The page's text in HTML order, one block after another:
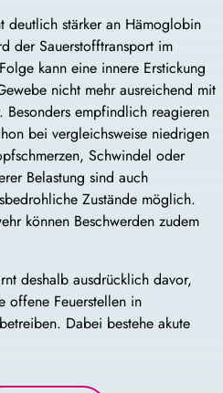
deutlich stärker an Hämoglobin
der Sauerstofftransport im
kann eine innere Erstickung
nicht mehr ausreichend mit
Besonders empfindlich reagieren
bei vergleichsweise niedrigen
Schwindel oder
Belastung sind auch
Zustände möglich.
können Beschwerden zudem
deshalb ausdrücklich davor,
offene Feuerstellen in
Dabei bestehe akute